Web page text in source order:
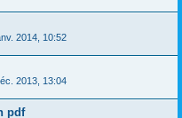
2014, 10:52
2013, 13:04
pdf